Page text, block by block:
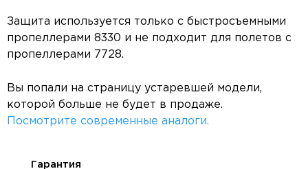
Защита используется только с быстросъемными
пропеллерами 8330 и не подходит для полетов с
пропеллерами 7728.
Вы попали на страницу устаревшей модели,
которой больше не будет в продаже.
Посмотрите современные аналоги.
Гарантия